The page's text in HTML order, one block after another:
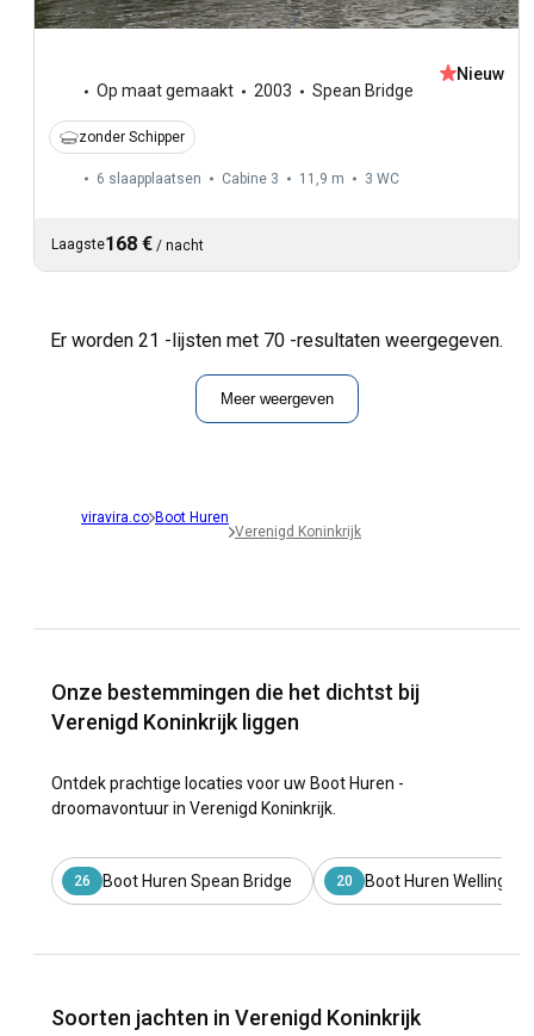
Op maat gemaakt 2003 Spean Bridge
Nieuw
zonder Schipper
6 slaapplaatsen Cabine 3 11,9 m 3 WC
Laagste168 € / nacht
Er worden 21 -lijsten met 70 -resultaten weergegeven.
Meer weergeven
viravira.co Boot Huren
Verenigd Koninkrijk
Onze bestemmingen die het dichtst bij
Verenigd Koninkrijk liggen
Ontdek prachtige locaties voor uw Boot Huren -
droomavontuur in Verenigd Koninkrijk.
26 Boot Huren Spean Bridge 20 Boot Huren
Soorten jachten in Verenigd Koninkrijk